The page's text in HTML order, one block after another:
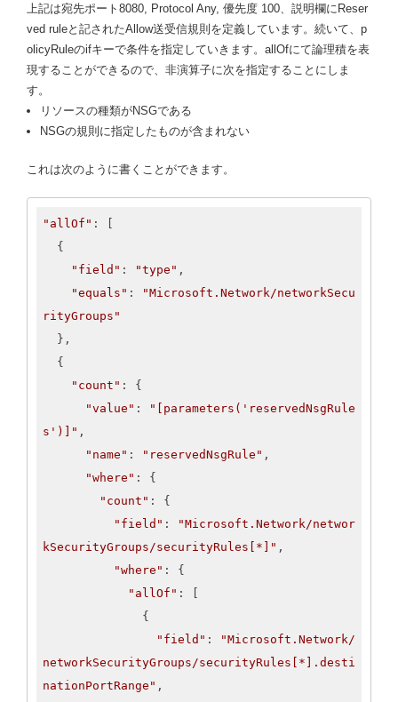
上記は宛先ポート8080, Protocol Any, 優先度 100、説明欄にReser
ved ruleと記されたAllow送受信規則を定義しています。続いて、p
olicyRuleのifキーで条件を指定していきます。allOfにて論理積を表
現することができるので、非演算子に次を指定することにしま
す。
リソースの種類がNSGである
NSGの規則に指定したものが含まれない
これは次のように書くことができます。
"allOf" : [
"field" : "type" ,
"equals" :
"Microsoft.Network/networkSecu
rityGroups"
"count" : {
"value" :
"[parameters('reservedNsgRule
s')]" ,
"name" : "reservedNsgRule" ,
"where" : {
"count" : {
"field" :
"Microsoft.Network/networ
kSecurityGroups/securityRules[*]" ,
"where" : {
"allOf" : [
"field" :
"Microsoft.Network/
networkSecurityGroups/securityRules[*].desti
nationPortRange" ,